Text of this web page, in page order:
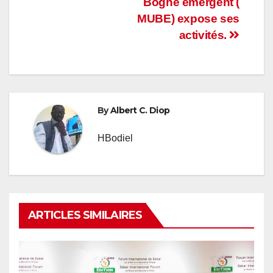
MUBE) expose ses
activités.
ByAlbert C. Diop
HBodiel
ARTICLES SIMILAIRES